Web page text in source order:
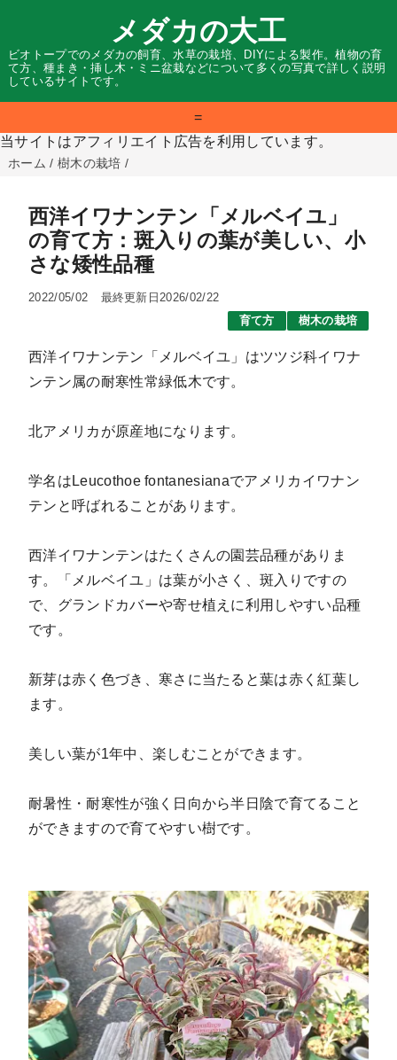
メダカの大工
ビオトープでのメダカの飼育、水草の栽培、DIYによる製作。植物の育
て方、種まき・挿し木・ミニ盆栽などについて多くの写真で詳しく説明
しているサイトです。
=
当サイトはアフィリエイト広告を利用しています。
ホーム / 樹木の栽培 /
西洋イワナンテン「メルベイユ」
の育て方：斑入りの葉が美しい、小
さな矮性品種
2022/05/02
最終更新日2026/02/22
育て方
樹木の栽培
西洋イワナンテン「メルベイユ」はツツジ科イワナ
ンテン属の耐寒性常緑低木です。
北アメリカが原産地になります。
学名はLeucothoe fontanesianaでアメリカイワナン
テンと呼ばれることがあります。
西洋イワナンテンはたくさんの園芸品種がありま
す。「メルベイユ」は葉が小さく、斑入りですの
で、グランドカバーや寄せ植えに利用しやすい品種
です。
新芽は赤く色づき、寒さに当たると葉は赤く紅葉し
ます。
美しい葉が1年中、楽しむことができます。
耐暑性・耐寒性が強く日向から半日陰で育てること
ができますので育てやすい樹です。